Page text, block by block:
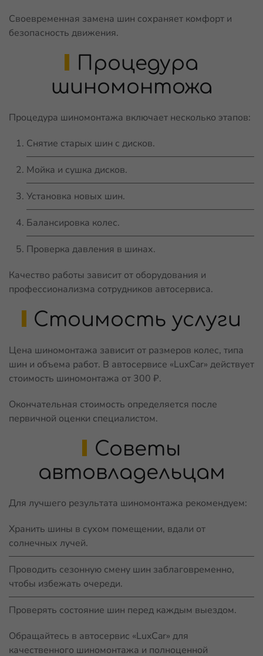
Своевременная замена шин сохраняет комфорт и
безопасность движения.
Процедура
шиномонтожа
Процедура шиномонтажа включает несколько этапов:
Снятие старых шин с дисков.
Мойка и сушка дисков.
Установка новых шин.
Балансировка колес.
Проверка давления в шинах.
Качество работы зависит от оборудования и
профессионализма сотрудников автосервиса.
Стоимость услуги
Цена шиномонтажа зависит от размеров колес, типа
шин и объема работ. В автосервисе «LuxCar» действует
стоимость шиномонтажа от 300 ₽.
Окончательная стоимость определяется после
первичной оценки специалистом.
Советы
автовладельцам
Для лучшего результата шиномонтажа рекомендуем:
Хранить шины в сухом помещении, вдали от
солнечных лучей.
Проводить сезонную смену шин заблаговременно,
чтобы избежать очереди.
Проверять состояние шин перед каждым выездом.
Обращайтесь в автосервис «LuxCar» для
качественного шиномонтажа и полноценной